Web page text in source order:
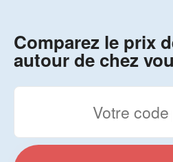
Comparez le prix
autour de chez